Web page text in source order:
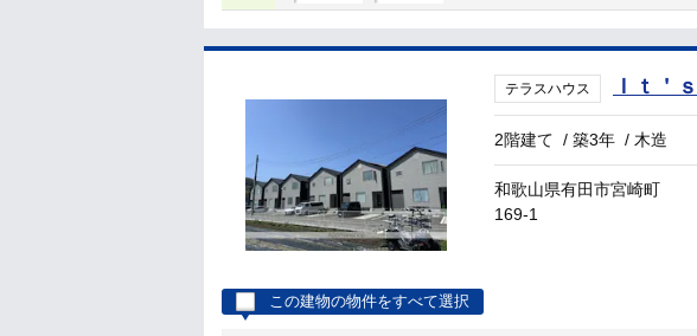
テラスハウス Ｉｔ＇
2階建て /築3年 / 木造
和歌山県有田市宮崎町
169-1
この建物の物件をすべて選択